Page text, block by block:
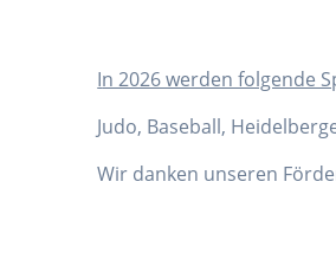
In 2026 werden folgende
Judo, Baseball,
Wir danken unseren